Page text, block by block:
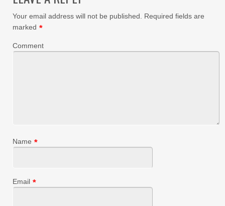
Your email address will not be published.
Required fields are
marked *
Comment
Name *
Email *